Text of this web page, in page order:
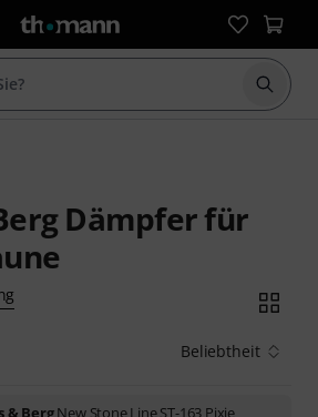
Suche
Dämpfer für
Beliebtheit
& BergNew Stone Line ST-163 Pixie